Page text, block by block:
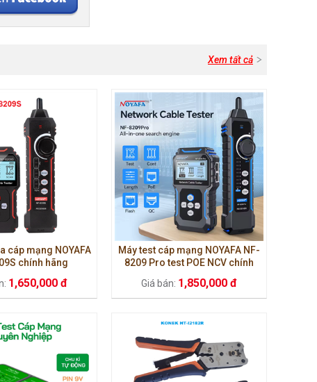
Xem tất cả
cáp mạng NOYAFA
chính hãng
1,650,000 đ
Máy test cáp mạng NOYAFA NF-
8209 Pro test POE NCV chính
Giá bán: 1,850,000 đ